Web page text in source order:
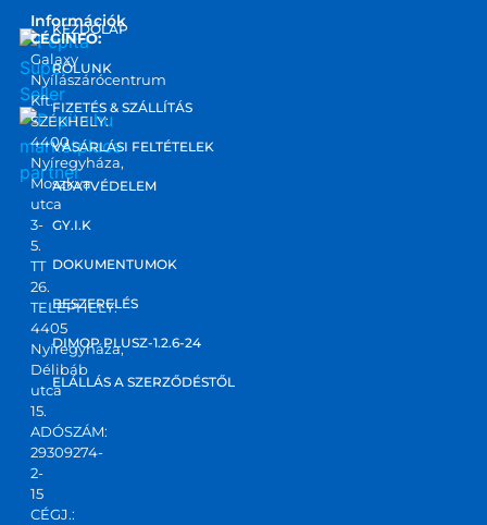
marketplace
partner
Információk
CÉGINFO:
Galaxy
Nyílászárócentrum
Kft.
SZÉKHELY:
4400
Nyíregyháza,
Moszkva
utca
3-
5.
TT
26.
TELEPHELY:
4405
Nyíregyháza,
Délibáb
utca
15.
ADÓSZÁM:
29309274-
2-
15
CÉGJ.:
KEZDŐLAP
RÓLUNK
FIZETÉS & SZÁLLÍTÁS
VÁSÁRLÁSI FELTÉTELEK
ADATVÉDELEM
GY.I.K
DOKUMENTUMOK
BESZERELÉS
DIMOP PLUSZ-1.2.6-24
ELÁLLÁS A SZERZŐDÉSTŐL